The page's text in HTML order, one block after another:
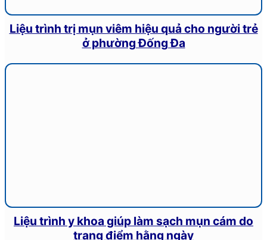
Liệu trình trị mụn viêm hiệu quả cho người trẻ
ở phường Đống Đa
Liệu trình y khoa giúp làm sạch mụn cám do
trang điểm hằng ngày